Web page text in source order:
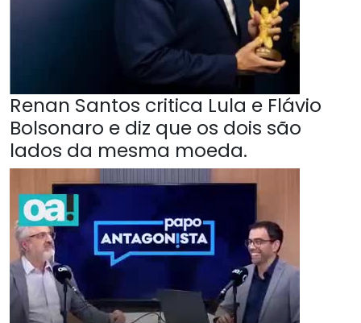
Renan Santos critica Lula e Flávio
Bolsonaro e diz que os dois são
lados da mesma moeda.